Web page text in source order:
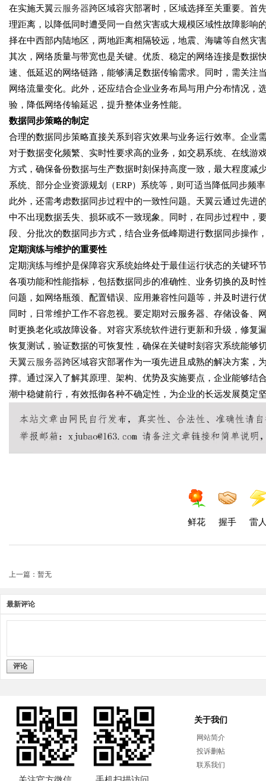
在实施天翼云服务器跨区域容灾部署时，区域选择至关重要。首
理距离，以降低同时遭受同一自然灾害或大规模区域性故障影响
择在中西部内陆地区，两地距离相隔较远，地震、海啸等自然灾
其次，网络质量与带宽也是关键。优质、稳定的网络连接是数据
速、低延迟的网络链路，能够满足数据传输需求。同时，需关注
网络流量变化。此外，还应结合企业业务布局与用户分布情况
验，降低网络传输延迟，提升整体业务性能。
数据同步策略的制定
合理的数据同步策略直接关系到容灾效果与业务运行效率。企业
对于数据变化频繁、实时性要求高的业务，如交易系统、在线
方式，确保备份数据与生产数据时刻保持高度一致，最大程度减
系统、部分企业资源规划（ERP）系统等，则可适当降低同步频
此外，还需考虑数据同步过程中的一致性问题。天翼云通过先
中不出现数据丢失、损坏或不一致现象。同时，在同步过程中，
段、分批次的数据同步方式，结合业务低峰期进行数据同步操作
定期演练与维护的重要性
定期演练与维护是保障容灾系统始终处于最佳运行状态的关键
各项功能和性能指标，包括数据同步的准确性、业务切换的及时
问题，如网络瓶颈、配置错误、应用兼容性问题等，并及时进行
同时，日常维护工作不容忽视。要定期对云服务器、存储设备
时更换老化或故障设备。对容灾系统软件进行更新和升级，修
恢复测试，验证数据的可恢复性，确保在关键时刻容灾系统能够
天翼云服务器跨区域容灾部署作为一项先进且成熟的解决方案，
撑。通过深入了解其原理、架构、优势及实施要点，企业能够结
潮中稳健前行，有效抵御各种不确定性，为企业的长远发展奠定
鲜花 握手 雷
上一篇：暂无
最新评论
评论
关于我们
网站简介
投诉删帖
联系我们